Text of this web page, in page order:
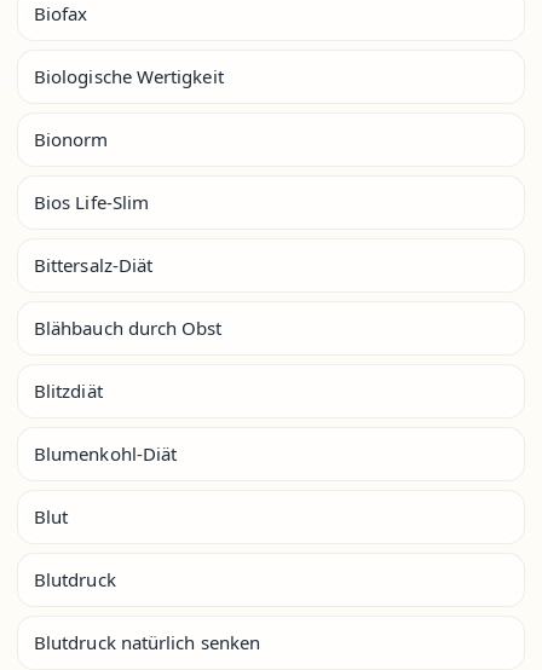
Biofax
Biologische Wertigkeit
Bionorm
Bios Life-Slim
Bittersalz-Diät
Blähbauch durch Obst
Blitzdiät
Blumenkohl-Diät
Blut
Blutdruck
Blutdruck natürlich senken